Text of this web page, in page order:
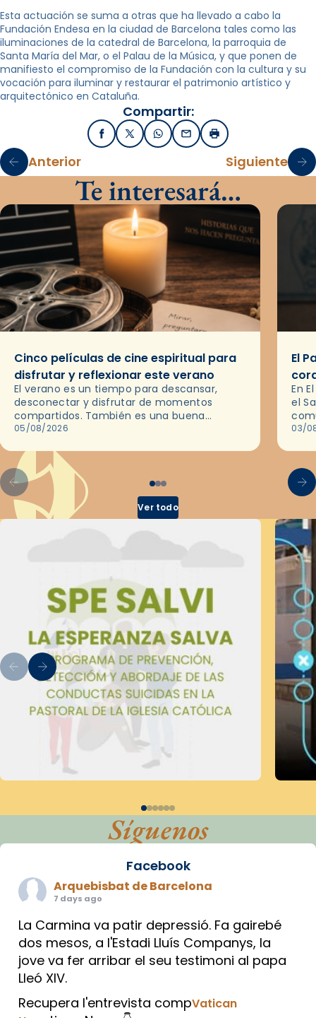
Esta actuación se suma a otras que ha llevado a cabo la
Fundación Endesa en la ciudad de Barcelona tales como las
iluminaciones de la catedral de Barcelona, ​​la parroquia de
Santa María del Mar, o el Palau de la Música, y que ponen de
manifiesto el compromiso de la Fundación con la cultura y su
vocación para iluminar y restaurar el patrimonio artístico y
arquitectónico en Cataluña.
Compartir:
FacebookX / TwitterWhatsApp
EmailImprimir
Anterior Siguiente
Te interesará…
Cinco películas de cine espiritual para
disfrutar y reflexionar este verano
El verano es un tiempo para descansar,
desconectar y disfrutar de momentos
compartidos. También es una buena
ocasión para dejarse llevar por una buena
sobre…
05/08/2026
El
En
el
del
03/
Ver todo
Síguenos
Facebook
Arquebisbat de Barcelona
7 days ago
La Carmina va patir depressió. Fa gairebé
dos mesos, a l'Estadi Lluís Companys, la
jove va fer arribar el seu testimoni al papa
Lleó XIV.
Recupera l'entrevista compVatican